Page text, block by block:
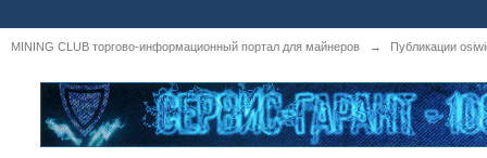
MINING CLUB торгово-информационный портал для майнеров → Публикации